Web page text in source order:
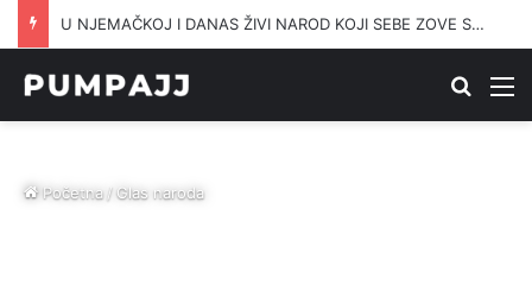
RAKETE NISU SLOMILE IRAN, A PREGOVORI MU SADA NUDE NEŠTO VRIJEDNIJE: Pogledajte šta je na stolu
Traži
Početna/Glas naroda